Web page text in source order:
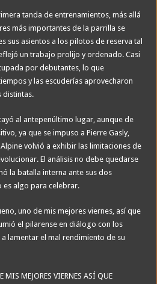
tanda de entrenamientos, más allá
más importantes de la parrilla se
sus asientos a los pilotos de reserva tal
un trabajo prolijo y ordenado. Casi
por debutantes, lo que
y las escuderías aprovecharon
distintas.
al antepenúltimo lugar, aunque de
ya que se impuso a Pierre Gasly,
volvió a exhibir las limitaciones de
El análisis no debe quedarse
la batalla interna ante sus dos
es algo para celebrar.
uno de mis mejores viernes, así que
el pilarense en diálogo con los
lamentar el mal rendimiento de su
MEJORES VIERNES ASÍ QUE